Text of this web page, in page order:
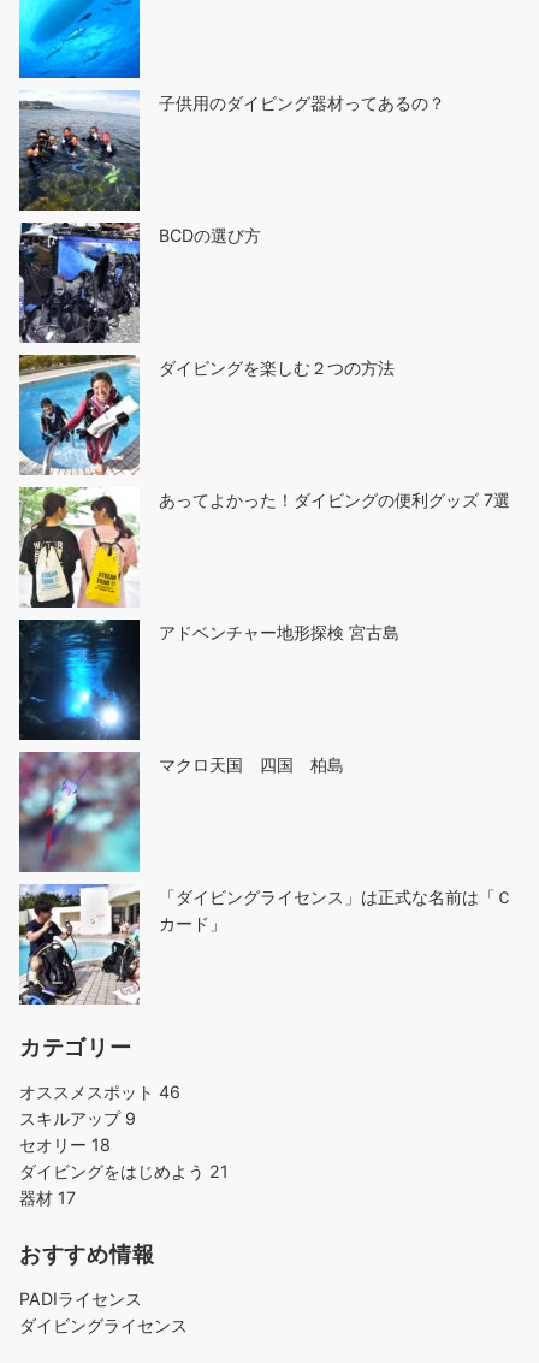
ン
子供用のダイビング器材ってあるの？
BCDの選び方
ダイビングを楽しむ２つの方法
あってよかった！ダイビングの便利グッズ 7選
アドベンチャー地形探検 宮古島
マクロ天国 四国 柏島
「ダイビングライセンス」は正式な名前は「Ｃ
カード」
カテゴリー
オススメスポット 46
スキルアップ 9
セオリー 18
ダイビングをはじめよう 21
器材 17
おすすめ情報
PADIライセンス
ダイビングライセンス